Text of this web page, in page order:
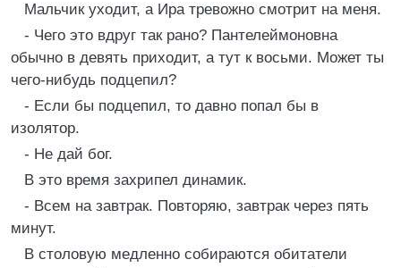
Мальчик уходит, а Ира тревожно смотрит на меня.
- Чего это вдруг так рано? Пантелеймоновна
обычно в девять приходит, а тут к восьми. Может ты
чего-нибудь подцепил?
- Если бы подцепил, то давно попал бы в
изолятор.
- Не дай бог.
В это время захрипел динамик.
- Всем на завтрак. Повторяю, завтрак через пять
минут.
В столовую медленно собираются обитатели